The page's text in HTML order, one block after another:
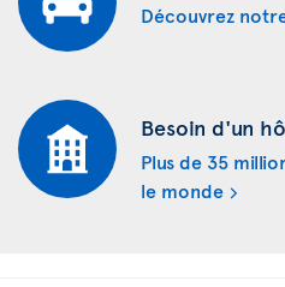
Découvrez
Besoin d'un
Plus de 35
le monde